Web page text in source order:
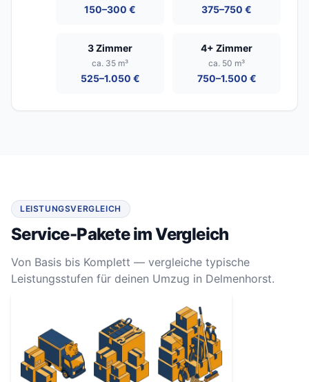
150–300 € 375–750 €
3 Zimmer
ca. 35 m³
525–1.050 €
4+ Zimmer
ca. 50 m³
750–1.500 €
LEISTUNGSVERGLEICH
Service-Pakete im Vergleich
Von Basis bis Komplett — vergleiche typische
Leistungsstufen für deinen Umzug in Delmenhorst.